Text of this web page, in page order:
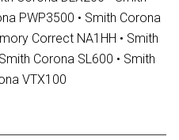
PWP3500 • Smith Corona
Correct NA1HH • Smith
Corona SL600 • Smith
VTX100